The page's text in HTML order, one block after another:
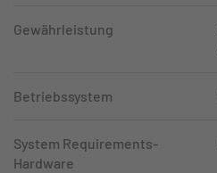
Gewährleistung
Betriebssystem
System Requirements-
Hardware